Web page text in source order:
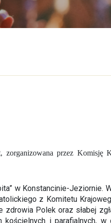
zorganizowana przez
w Konstancinie-Jeziornie.
z Komitetu
Polek oraz słabej
i parafialnych, w